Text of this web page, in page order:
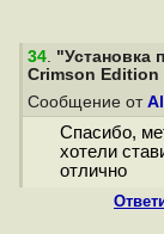
34. "Установка
Crimson Edition
Сообщение от
Спасибо,
хотели
отлично